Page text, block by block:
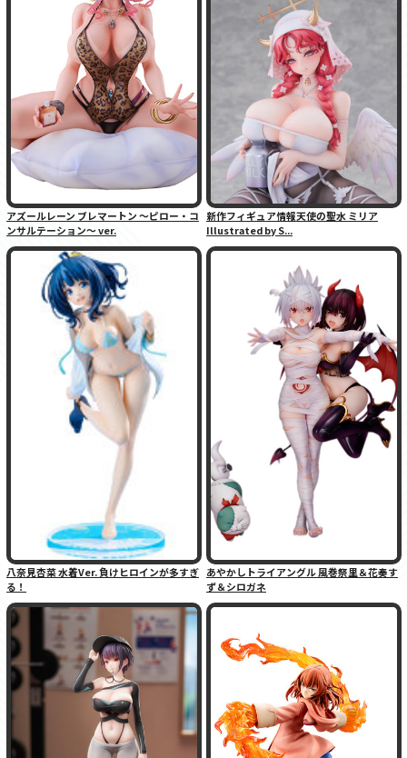
アズールレーン ブレマートン 〜ピロー・コ
ンサルテーション〜 ver.
新作フィギュア情報天使の聖水 ミリア
Illustrated by S...
八奈見杏菜 水着Ver. 負けヒロインが多すぎ
る！
あやかしトライアングル 風巻祭里＆花奏す
ず＆シロガネ